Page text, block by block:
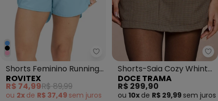
Rovitex - Shorts Feminino
Shorts Feminino Running
Tecido Corta Vento Azul
ROVITEX
R$ 74,99R$ 89,99
ou 2x de R$ 37,49 sem juros
Shorts-Saia Cozy Whinter
Xadrez Marrom
DOCE TRAMA
R$ 299,90
ou 10x de R$ 29,99 sem juros